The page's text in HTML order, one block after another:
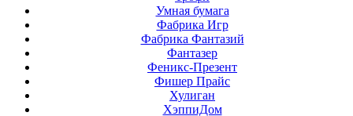
Умная бумага
Фабрика Игр
Фабрика Фантазий
Фантазер
Феникс-Презент
Фишер Прайс
Хулиган
ХэппиДом